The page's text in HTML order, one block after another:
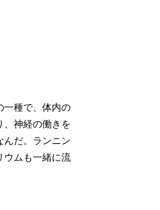
一種で、体内の
、神経の働きを
んだ。ランニン
ウムも一緒に流